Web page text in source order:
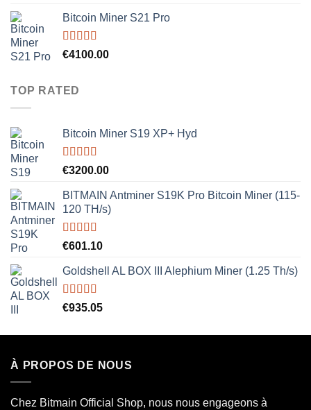
was:
Bitcoin Miner S21 Pro
Rated5.00
€4100.00
TOP RATED
Bitcoin Miner S19 XP+ Hyd
Rated5.00
€3200.00
BITMAIN Antminer S19K Pro Bitcoin Miner (115-
120 TH/s)
Rated 5.00
€601.10
Goldshell AL BOX III Alephium Miner (1.25 Th/s)
Rated5.00
€935.05
À PROPOS DE NOUS
Chez Bitmain Official Shop, nous nous engageons à